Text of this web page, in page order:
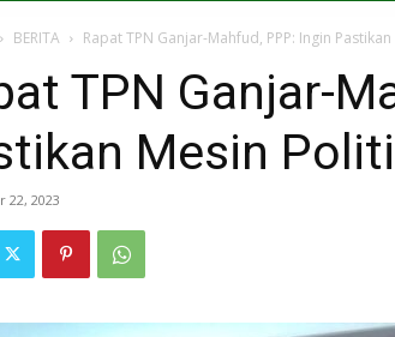
BERITA Rapat TPN Ganjar-Mahfud, PPP: Ingin
TPN Ganjar-
Mesin
22, 2023